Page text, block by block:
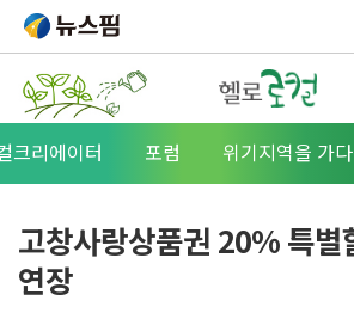
크리에이터 포럼 위기지역을 가다
고창사랑상품권 20% 특별
연장